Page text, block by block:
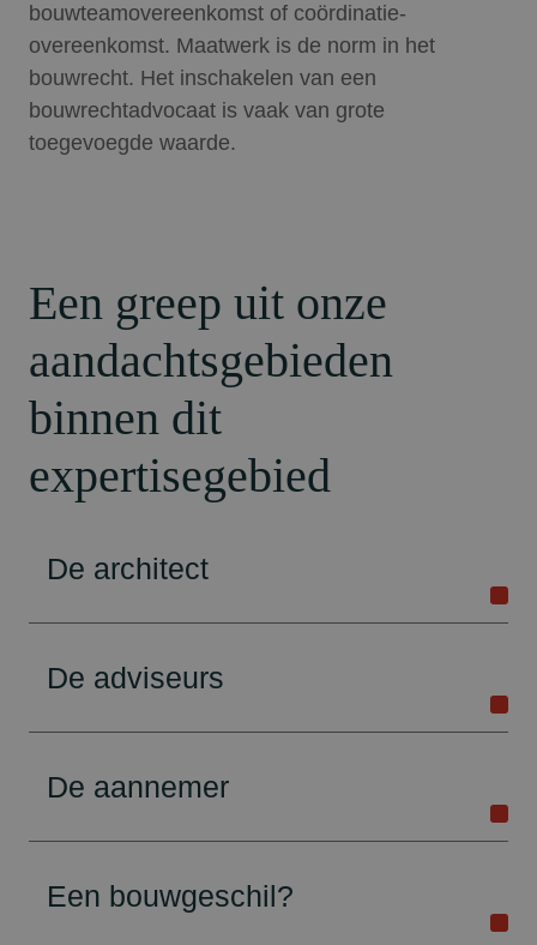
bouwteamovereenkomst of coördinatie-
overeenkomst. Maatwerk is de norm in het
bouwrecht. Het inschakelen van een
bouwrechtadvocaat is vaak van grote
toegevoegde waarde.
Een greep uit onze
aandachtsgebieden
binnen dit
expertisegebied
De architect
De adviseurs
De aannemer
Een bouwgeschil?